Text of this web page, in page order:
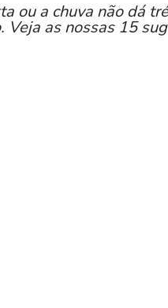
ou a chuva não dá
Veja as nossas 15